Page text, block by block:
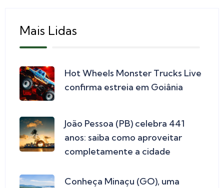
Mais Lidas
Hot Wheels Monster Trucks Live
confirma estreia em Goiânia
João Pessoa (PB) celebra 441
anos: saiba como aproveitar
completamente a cidade
Conheça Minaçu (GO), uma